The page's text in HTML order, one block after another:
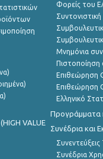
VALUE
Φορείς του
Μνημόνια
Πιστοποίηση
Επιθεώρηση
Επιθεώρηση
Ελληνικό
Προγράμματα
Συνέδρια και
Συνέδρια